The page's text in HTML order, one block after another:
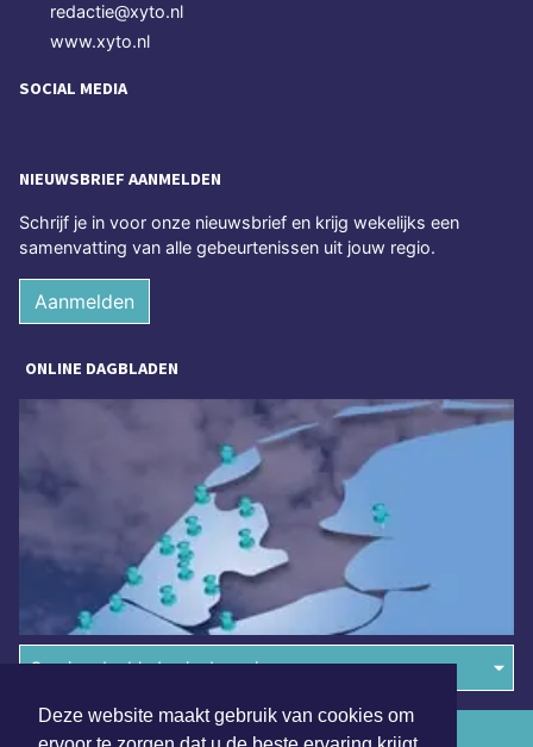
Deze website maakt gebruik van cookies om
redactie@xyto.nl
www.xyto.nl
SOCIAL MEDIA
NIEUWSBRIEF AANMELDEN
Schrijf je in voor onze nieuwsbrief en krijg wekelijks een
samenvatting van alle gebeurtenissen uit jouw regio.
Aanmelden
ONLINE DAGBLADEN
Overige dagbladen in de regio
Algemene voorwaarden